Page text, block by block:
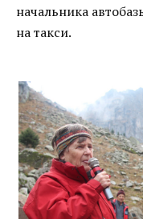
начальника
на такси.